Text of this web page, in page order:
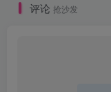
评论 抢沙发